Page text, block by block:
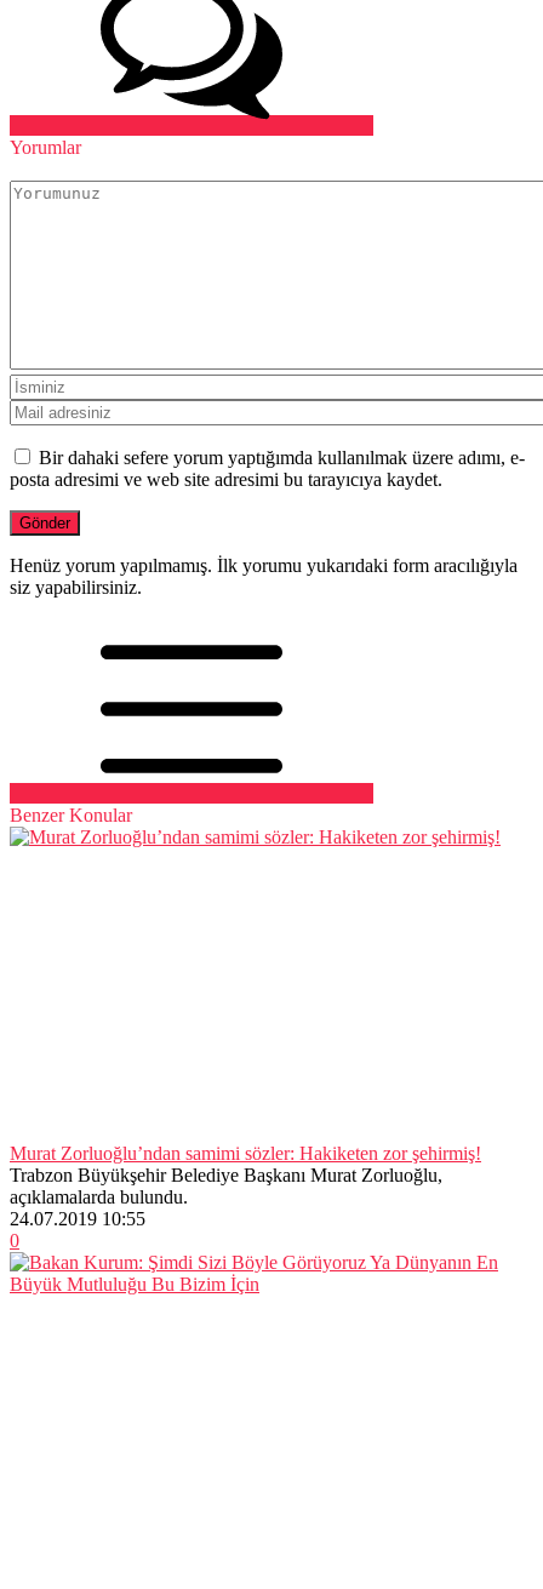
Yorumlar
Bir dahaki sefere yorum yaptığımda kullanılmak üzere adımı, e-
posta adresimi ve web site adresimi bu tarayıcıya kaydet.
Henüz yorum yapılmamış. İlk yorumu yukarıdaki form aracılığıyla
siz yapabilirsiniz.
Benzer Konular
Murat Zorluoğlu’ndan samimi sözler: Hakiketen zor şehirmiş!
Trabzon Büyükşehir Belediye Başkanı Murat Zorluoğlu,
açıklamalarda bulundu.
24.07.2019 10:55
0